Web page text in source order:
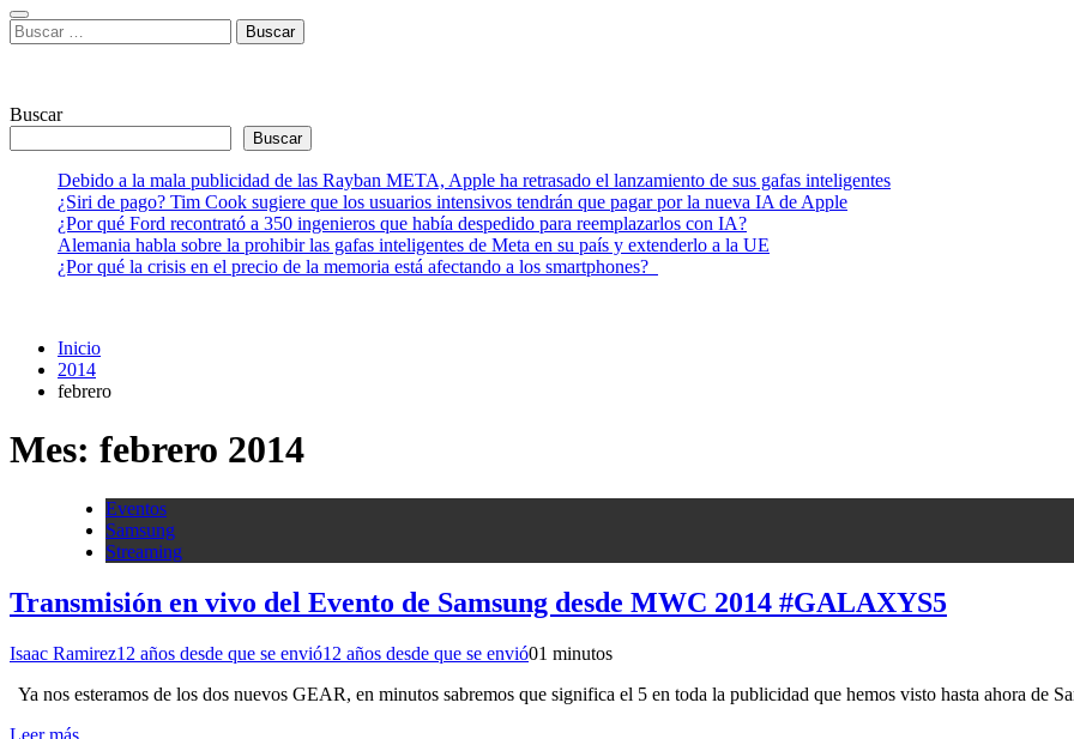
Buscar:
Buscar
Buscar
Debido a la mala publicidad de las Rayban META, Apple ha retrasado el lanzamiento de sus gafas inteligentes
¿Siri de pago? Tim Cook sugiere que los usuarios intensivos tendrán que pagar por la nueva IA de Apple
¿Por qué Ford recontrató a 350 ingenieros que había despedido para reemplazarlos con IA?
Alemania habla sobre la prohibir las gafas inteligentes de Meta en su país y extenderlo a la UE
¿Por qué la crisis en el precio de la memoria está afectando a los smartphones?
Inicio
2014
febrero
Mes: febrero 2014
Eventos
Samsung
Streaming
Transmisión en vivo del Evento de Samsung desde MWC 2014 #GALAXYS5
Isaac Ramirez12 años desde que se envió12 años desde que se envió01 minutos
Ya nos esteramos de los dos nuevos GEAR, en minutos sabremos que significa el 5 en toda la publicidad que hemos visto hasta ahora de
Leer más